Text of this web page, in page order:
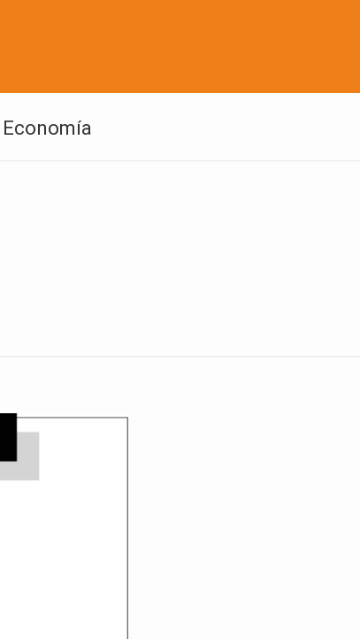
Economía